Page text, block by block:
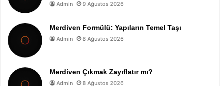
Admin 9 Ağustos 2026
Merdiven Formülü: Yapıların Temel Taşı
Admin 8 Ağustos 2026
Merdiven Çıkmak Zayıflatır mı?
Admin 8 Ağustos 2026